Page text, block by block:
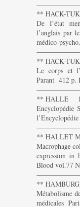
** HACK-
De l’état
l’anglais par
médico-
** HACK-
Le corps et
Parant 412 p.
** HALLE
** HALLET
Macrophage
expression in
Blood vol.77
**
Métabolisme
médicales